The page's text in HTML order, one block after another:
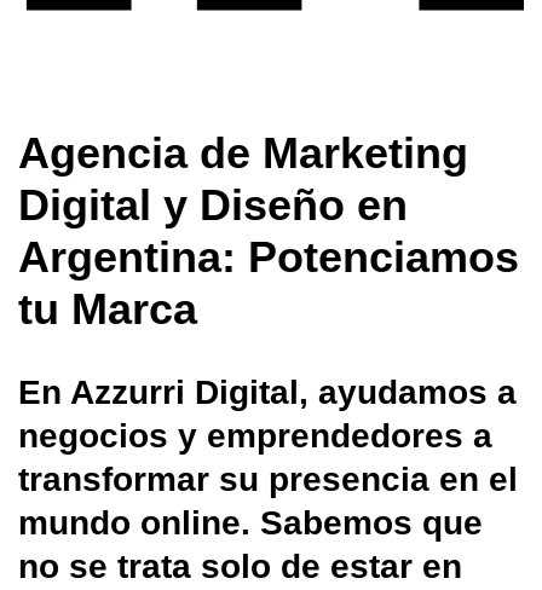
Agencia de Marketing
Digital y Diseño en
Argentina: Potenciamos
tu Marca
En Azzurri Digital, ayudamos a
negocios y emprendedores a
transformar su presencia en el
mundo online. Sabemos que
no se trata solo de estar en